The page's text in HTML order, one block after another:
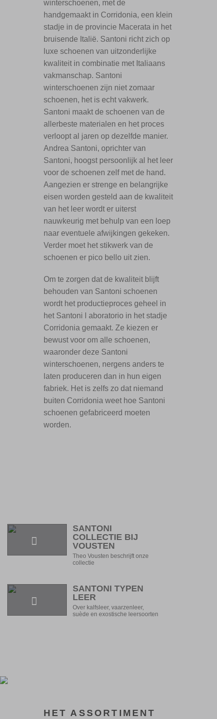
winterschoenen, met de
handgemaakt in Corridonia, een klein
stadje in de provincie Macerata in het
bruisende Italië. Santoni richt zich op
luxe schoenen van uitzonderlijke
kwaliteit in combinatie met Italiaans
vakmanschap. Santoni
winterschoenen zijn niet zomaar
schoenen, het is echt vakwerk.
Santoni maakt de schoenen van de
allerbeste materialen en het proces
verloopt al jaren op dezelfde manier.
Andrea Santoni, oprichter van
Santoni, hoogst persoonlijk al het leer
voor de schoenen zelf met de hand.
Aangezien er strenge en belangrijke
eisen worden gesteld aan de kwaliteit
van het leer wordt er uiterst
nauwkeurig met behulp van een loep
naar eventuele afwijkingen gekeken.
Verder moet het stikwerk van de
schoenen er pico bello uit zien.
Om te zorgen dat de kwaliteit blijft
behouden van Santoni schoenen
wordt het productieproces geheel in
het Santoni l aboratorio in het stadje
Corridonia gemaakt. Ze kiezen er
bewust voor om alle schoenen,
waaronder deze Santoni
winterschoenen, nergens anders te
laten produceren dan in hun eigen
fabriek. Het is zelfs zo dat niemand
buiten Corridonia weet hoe Santoni
schoenen gefabriceerd moeten
worden.
SANTONI
COLLECTIE BIJ
VOUSTEN
Theo Vousten beschrijft onze
collectie
SANTONI TYPEN
LEER
Over kalfsleer, vaarzenleer,
suède en exostische leersoorten
HET ASSORTIMENT